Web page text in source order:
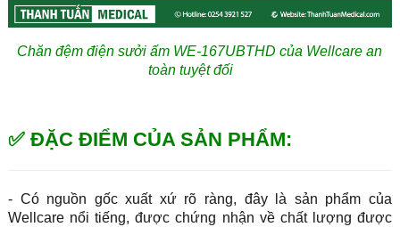
Chăn đệm điện sưởi ấm WE-167UBTHD của Wellcare an
toàn tuyệt đối
✅ ĐẶC ĐIỂM CỦA SẢN PHẨM:
- Có nguồn gốc xuất xứ rõ ràng, đây là sản phẩm của
Wellcare nổi tiếng, được chứng nhận về chất lượng được